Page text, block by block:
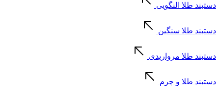
دستبند طلا النگویی
دستبند طلا سنگین
دستبند طلا مرواریدی
دستبند طلا و چرم